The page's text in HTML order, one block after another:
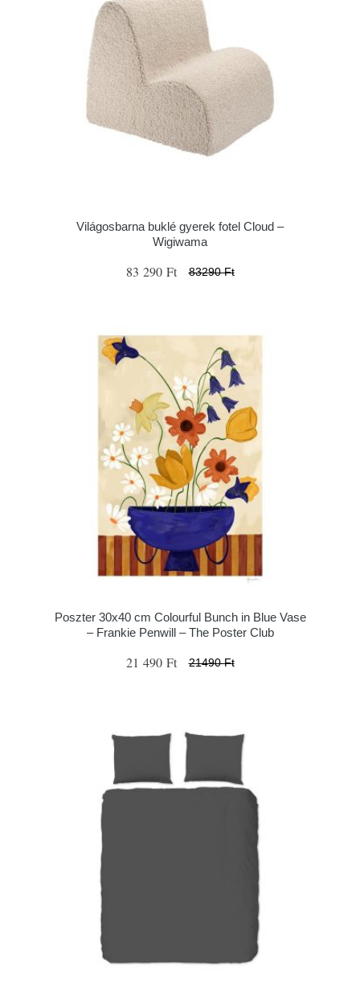
Világosbarna buklé gyerek fotel Cloud –
Wigiwama
83 290 Ft 83290 Ft
Poszter 30x40 cm Colourful Bunch in Blue Vase
– Frankie Penwill – The Poster Club
21 490 Ft 21490 Ft